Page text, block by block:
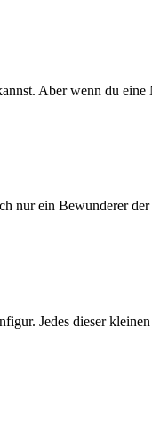
Aber wenn du eine
nur ein Bewunderer
Jedes dieser